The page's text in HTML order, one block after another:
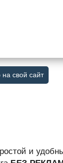
на свой сайт
и